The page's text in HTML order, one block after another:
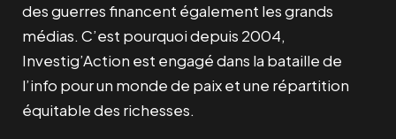
des guerres financent également les grands
médias. C’est pourquoi depuis 2004,
Investig’Action est engagé dans la bataille de
l’info pour un monde de paix et une répartition
équitable des richesses.